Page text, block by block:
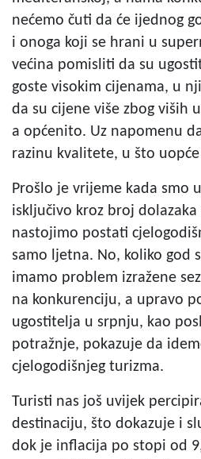
nećemo čuti da će ijednog
i onoga koji se hrani u
većina pomisliti da su
goste visokim cijenama, u
da su cijene više zbog viših
a općenito. Uz napomenu
razinu kvalitete, u što
Prošlo je vrijeme kada smo
isključivo kroz broj
nastojimo postati
samo ljetna. No, koliko god
imamo problem izražene
na konkurenciju, a upravo
ugostitelja u srpnju, kao
potražnje, pokazuje da
cjelogodišnjeg turizma.
Turisti nas još uvijek
destinaciju, što dokazuje i
dok je inflacija po stopi od